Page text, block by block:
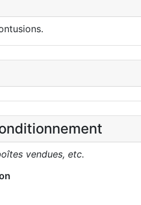
vendues, etc.